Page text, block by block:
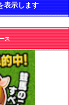
表示します
ス